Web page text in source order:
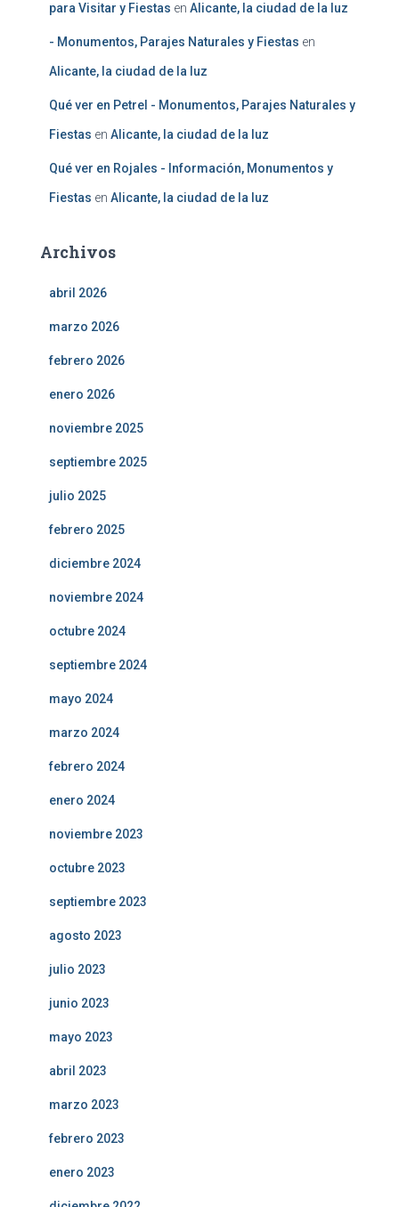
para Visitar y Fiestas en Alicante, la ciudad de la luz
- Monumentos, Parajes Naturales y Fiestas en
Alicante, la ciudad de la luz
Qué ver en Petrel - Monumentos, Parajes Naturales y
Fiestas en Alicante, la ciudad de la luz
Qué ver en Rojales - Información, Monumentos y
Fiestas en Alicante, la ciudad de la luz
Archivos
abril 2026
marzo 2026
febrero 2026
enero 2026
noviembre 2025
septiembre 2025
julio 2025
febrero 2025
diciembre 2024
noviembre 2024
octubre 2024
septiembre 2024
mayo 2024
marzo 2024
febrero 2024
enero 2024
noviembre 2023
octubre 2023
septiembre 2023
agosto 2023
julio 2023
junio 2023
mayo 2023
abril 2023
marzo 2023
febrero 2023
enero 2023